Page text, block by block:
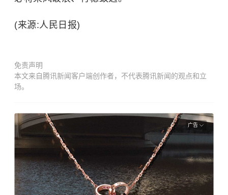
(来源:人民日报)
免责声明
本文来自腾讯新闻客户端创作者，不代表腾讯新闻的观点和立
场。
广告